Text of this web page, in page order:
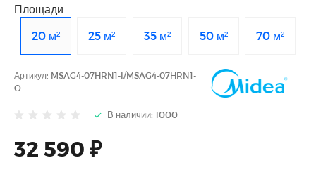
Площади
20 м²
25 м² 35 м² 50 м² 70 м²
Артикул: MSAG4-07HRN1-I/MSAG4-07HRN1-
O
В наличии: 1000
32 590 ₽